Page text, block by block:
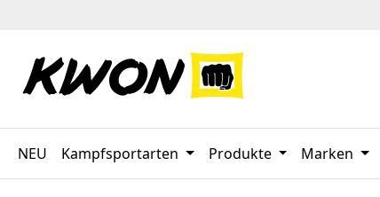
NEU Kampfsportarten Produkte Marken